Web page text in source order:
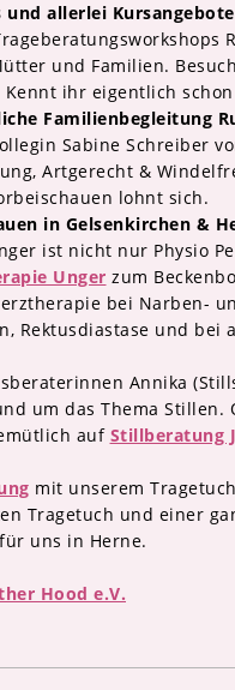
allerlei
und Familien.
ihr eigentlich schon
Familienbegleitung
Sabine Schreiber
Artgerecht &
lohnt sich.
in Gelsenkirchen &
ist nicht nur Physio
Unger zum
bei Narben-
Rektusdiastase und bei
Annika
um das Thema
auf Stillberatung
mit unserem
Tragetuch und einer
uns in Herne.
Hood e.V.